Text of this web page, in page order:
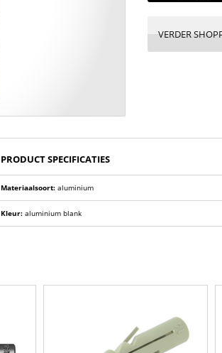
VERDER
PRODUCT SPECIFICATIES
Materiaalsoort: aluminium
Kleur: aluminium blank